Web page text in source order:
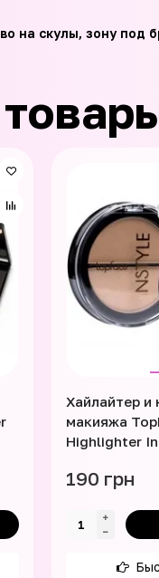
на скулы, зону под
Хайлайтер и
макияжа
Highlighter
190 грн